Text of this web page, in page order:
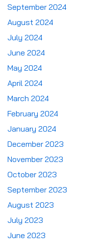
September 2024
August 2024
July 2024
June 2024
May 2024
April 2024
March 2024
February 2024
January 2024
December 2023
November 2023
October 2023
September 2023
August 2023
July 2023
June 2023